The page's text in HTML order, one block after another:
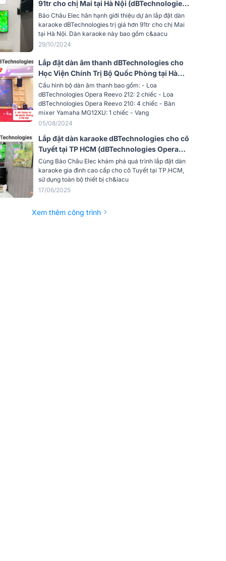
Peak, Thermal, RMS
1x Núm điều chỉnh độ suy giảm
Subwoofer, 1x Công tắc Flat/Boosted,
đảo pha
1 tay cầm phía trên
M20
550x360x525 mm
19.8 Kg
CÔNG TY TNHH CK AUDIO
91tr cho chị Mai tại Hà Nội (dBTechnologies
Reevo 212, VX8, BS9800)
Bảo Châu Elec hân hạnh giới thiệu dự án lắp đặt dàn
karaoke dBTechnologies trị giá hơn 91tr cho chị Mai
tại Hà Nội. Dàn karaoke này bao gồm c&aacu
29/10/2024
Lắp đặt dàn âm thanh dBTechnologies cho
Học Viện Chính Trị Bộ Quốc Phòng tại Hà
Nội (Reevo 210, Reevo 212, JBL VX8,
Yamaha MG12XU,…)
Cấu hình bộ dàn âm thanh bao gồm: - Loa
dBTechnologies Opera Reevo 212: 2 chiếc - Loa
dBTechnologies Opera Reevo 210: 4 chiếc - Bàn
mixer Yamaha MG12XU: 1 chiếc - Vang
05/08/2024
Lắp đặt dàn karaoke dBTechnologies cho cô
Tuyết tại TP HCM (dBTechnologies Opera
Reevo 212, JBL VX8, dBTechnologies Sub
612, Baiervires BS9800)
Cùng Bảo Châu Elec khám phá quá trình lắp đặt dàn
karaoke gia đình cao cấp cho cô Tuyết tại TP.HCM,
sử dụng toàn bộ thiết bị ch&iacu
17/06/2025
Xem thêm công trình